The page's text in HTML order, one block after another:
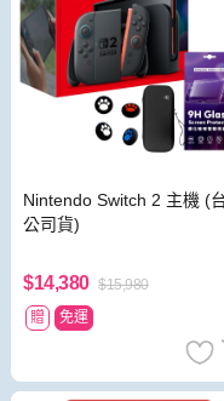
Nintendo Switch 2 主機 (
公司貨)
$14,380 $15,980
贈
免運